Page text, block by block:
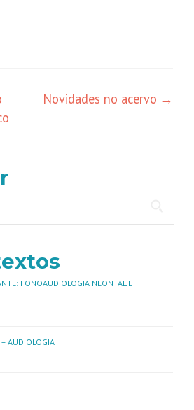
Novidades no acervo →
FONOAUDIOLOGIA NEONTAL E
AUDIOLOGIA